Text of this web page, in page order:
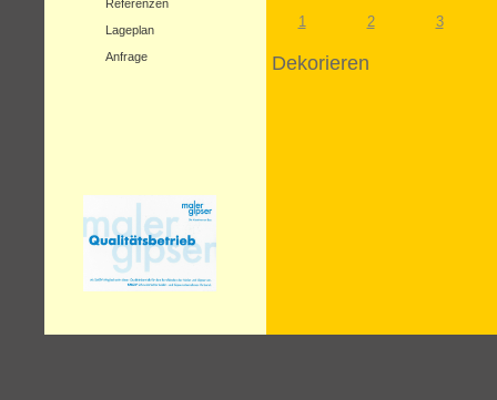
Referenzen
Lageplan
Anfrage
1 2 3
Dekorieren